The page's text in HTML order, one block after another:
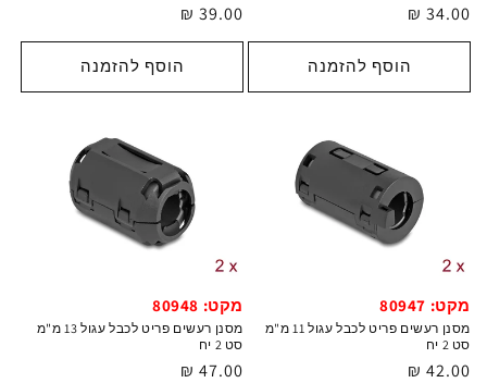
מחיר
רגיל
34.00 ₪
הוסף להזמנה
מחיר
רגיל
39.00 ₪
הוסף להזמנה
מקט: 80947
מסנן רעשים פריט לכבל עגול 11 מ"מ
סט 2 יח
מחיר
42.00 ₪
מקט: 80948
מסנן רעשים פריט לכבל עגול 13 מ"מ
סט 2 יח
מחיר
47.00 ₪